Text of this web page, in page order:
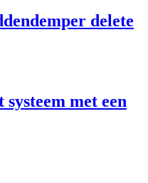
delete
met een